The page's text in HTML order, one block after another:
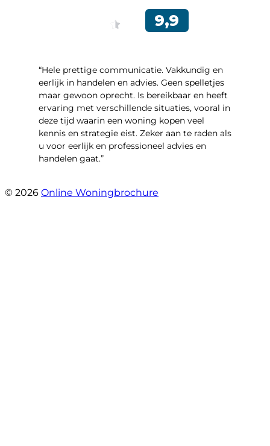
“Hele prettige communicatie. Vakkundig en
eerlijk in handelen en advies. Geen spelletjes
maar gewoon oprecht. Is bereikbaar en heeft
ervaring met verschillende situaties, vooral in
deze tijd waarin een woning kopen veel
kennis en strategie eist. Zeker aan te raden als
u voor eerlijk en professioneel advies en
handelen gaat.”
© 2026 Online Woningbrochure